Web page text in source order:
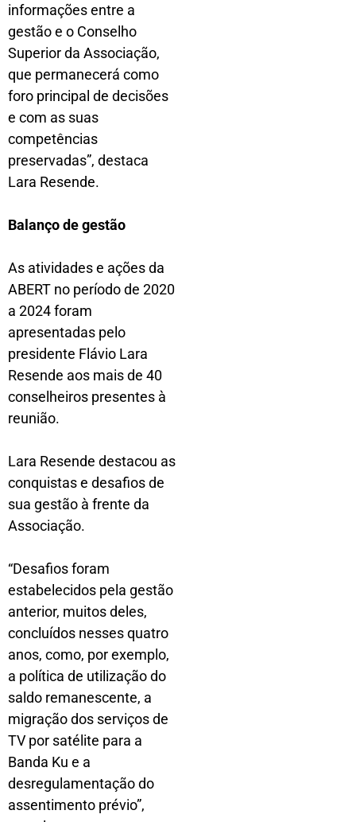
informações entre a
gestão e o Conselho
Superior da Associação,
que permanecerá como
foro principal de decisões
e com as suas
competências
preservadas”, destaca
Lara Resende.
Balanço de gestão
As atividades e ações da
ABERT no período de 2020
a 2024 foram
apresentadas pelo
presidente Flávio Lara
Resende aos mais de 40
conselheiros presentes à
reunião.
Lara Resende destacou as
conquistas e desafios de
sua gestão à frente da
Associação.
“Desafios foram
estabelecidos pela gestão
anterior, muitos deles,
concluídos nesses quatro
anos, como, por exemplo,
a política de utilização do
saldo remanescente, a
migração dos serviços de
TV por satélite para a
Banda Ku e a
desregulamentação do
assentimento prévio”,